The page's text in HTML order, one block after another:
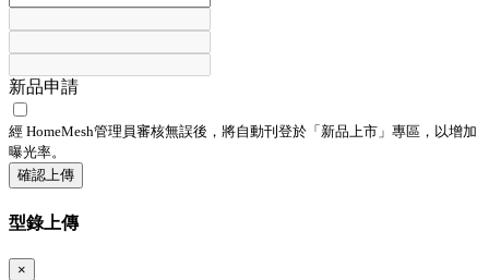
新品申請
經 HomeMesh管理員審核無誤後，將自動刊登於「 新品上市 」專區，以增加
曝光率。
確認上傳
型錄上傳
×